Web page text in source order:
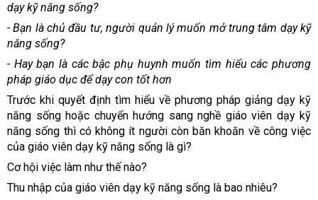
dạy kỹ năng sống?
- Bạn là chủ đầu tư, người quản lý muốn mở trung tâm dạy kỹ
năng sống?
- Hay bạn là các bậc phụ huynh muốn tìm hiểu các phương
pháp giáo dục để dạy con tốt hơn
Trước khi quyết định tìm hiểu về phương pháp giảng dạy kỹ
năng sống hoặc chuyển hướng sang nghề giáo viên dạy kỹ
năng sống thì có không ít người còn băn khoăn về công việc
của giáo viên dạy kỹ năng sống là gì?
Cơ hội việc làm như thế nào?
Thu nhập của giáo viên dạy kỹ năng sống là bao nhiêu?